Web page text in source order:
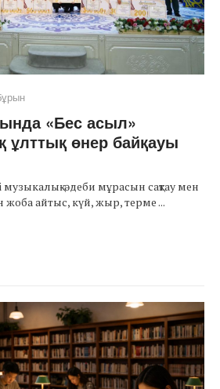
«Бес асыл»
ұлттық өнер байқауы
музыкалық-әдеби мұрасын сақтау мен
жоба айтыс, күй, жыр, терме ...